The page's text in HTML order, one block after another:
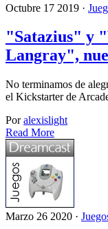
Octubre 17 2019 ·
"Satazius" y
Langray",
No terminamos de
el Kickstarter de
Poralexislight
Read More
Marzo 26 2020 ·